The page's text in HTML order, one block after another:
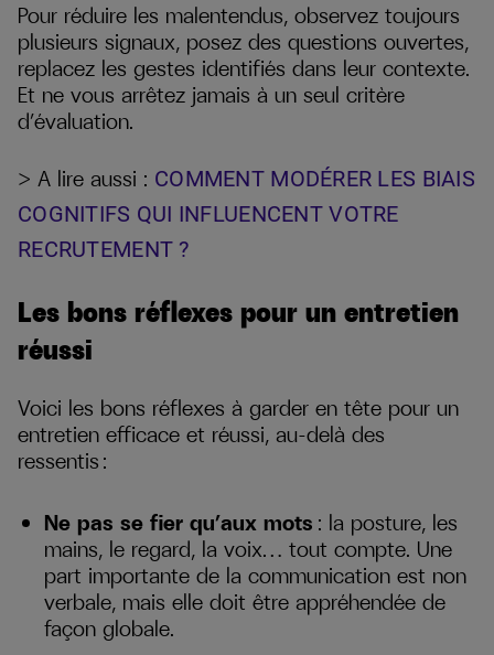
Pour réduire les malentendus, observez toujours
plusieurs signaux, posez des questions ouvertes,
replacez les gestes identifiés dans leur contexte.
Et ne vous arrêtez jamais à un seul critère
d’évaluation.
> A lire aussi : COMMENT MODÉRER LES BIAIS
COGNITIFS QUI INFLUENCENT VOTRE
RECRUTEMENT ?
Les bons réflexes pour un entretien
réussi
Voici les bons réflexes à garder en tête pour un
entretien efficace et réussi, au-delà des
ressentis :
Ne pas se fier qu’aux mots : la posture, les
mains, le regard, la voix… tout compte. Une
part importante de la communication est non
verbale, mais elle doit être appréhendée de
façon globale.